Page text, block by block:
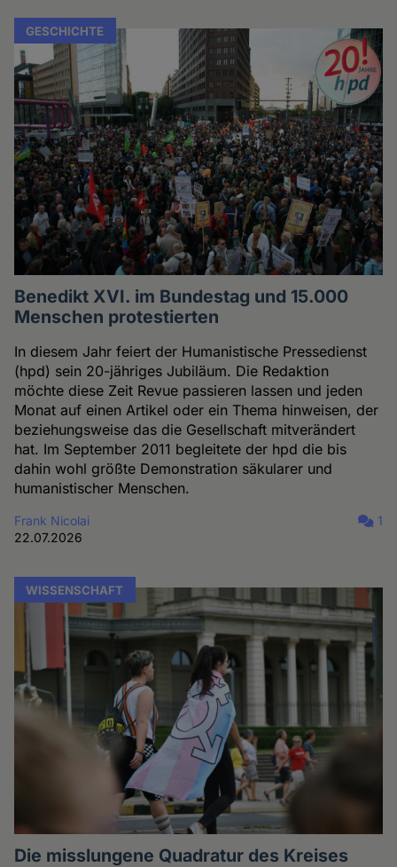
GESCHICHTE
Benedikt XVI. im Bundestag und 15.000
Menschen protestierten
In diesem Jahr feiert der Humanistische Pressedienst
(hpd) sein 20-jähriges Jubiläum. Die Redaktion
möchte diese Zeit Revue passieren lassen und jeden
Monat auf einen Artikel oder ein Thema hinweisen, der
beziehungsweise das die Gesellschaft mitverändert
hat. Im September 2011 begleitete der hpd die bis
dahin wohl größte Demonstration säkularer und
humanistischer Menschen.
Frank Nicolai
22.07.2026
1
WISSENSCHAFT
Die misslungene Quadratur des Kreises